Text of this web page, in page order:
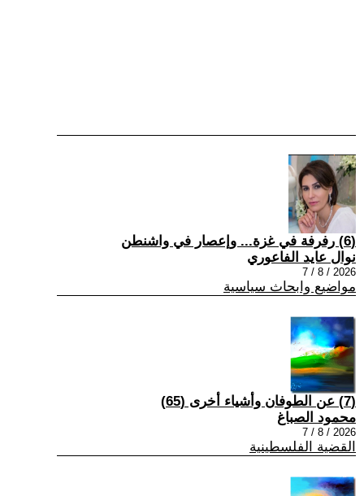
(6) رفرفة في غزة... وإعصار في واشنطن
نوال عايد الفاعوري
2026 / 8 / 7
مواضيع وابحاث سياسية
(7) عن الطوفان وأشياء أخرى (65)
محمود الصباغ
2026 / 8 / 7
القضية الفلسطينية